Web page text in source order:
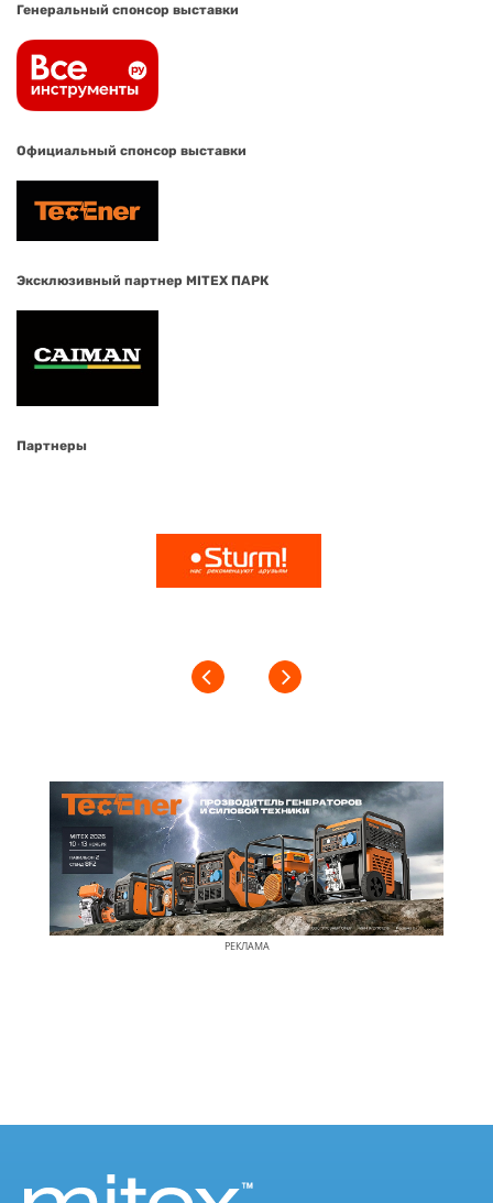
Генеральный спонсор выставки
Официальный спонсор выставки
Эксклюзивный партнер MITEX ПАРК
Партнеры
РЕКЛАМА